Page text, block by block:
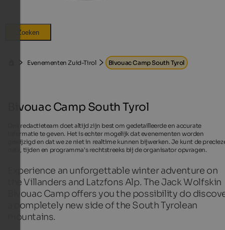
Zoeken
Evenementen Zuid-Tirol Bivouac Camp South Tyrol
Bivouac Camp South Tyrol
Ons redactieteam doet altijd zijn best om gedetailleerde en accurate
informatie te geven. Het is echter mogelijk dat evenementen worden
gewijzigd en dat we ze niet in realtime kunnen bijwerken. Je kunt de
data, tijden en programma's rechtstreeks bij de organisator opvragen.
Experience an unforgettable winter adventure on
the Villanders and Latzfons Alp. The Jack Wolfskin
Bivouac Camp offers you the possibility do
a completely new side of the South Tyrolean
mountains.